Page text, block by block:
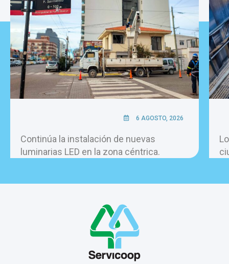
6 AGOSTO, 2026
Continúa la instalación de nuevas
luminarias LED en la zona céntrica.